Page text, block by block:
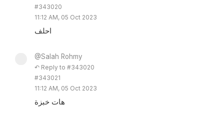
#343020
11:12 AM, 05 Oct 2023
احلف
@Salah Rohmy
↶ Reply to #343020
#343021
11:12 AM, 05 Oct 2023
هات خبزة